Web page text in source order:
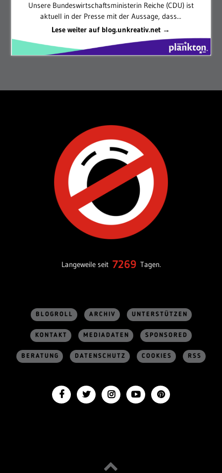
Unsere Bundeswirtschaftsministerin Reiche (CDU) ist
aktuell in der Presse mit der Aussage, dass...
Lese weiter auf blog.unkreativ.net →
Langeweile seit 7269 Tagen.
BLOGROLL ARCHIV UNTERSTÜTZEN
KONTAKT MEDIADATEN SPONSORED
BERATUNG DATENSCHUTZ COOKIES RSS